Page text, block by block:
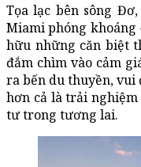
Tọa lạc bên sông
Miami phóng
hữu những căn biệt
đắm chìm vào cảm
ra bến du thuyền, vui
hơn cả là trải nghiệm
tư trong tương lai.